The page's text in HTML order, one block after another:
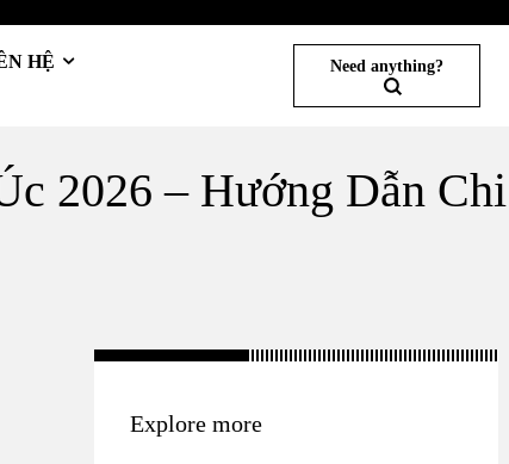
HỆ
Need anything?
2026 – Hướng Dẫn Chi
Explore more